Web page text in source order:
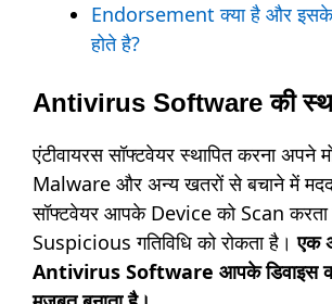
Endorsement क्या है और इसके
होते है?
Antivirus Software की
एंटीवायरस सॉफ्टवेयर स्थापित करना अपने
Malware और अन्य खतरों से बचाने में
सॉफ्टवेयर आपके Device को Scan करता
Suspicious गतिविधि को रोकता है।एक
Antivirus Software आपके डिवाइस की